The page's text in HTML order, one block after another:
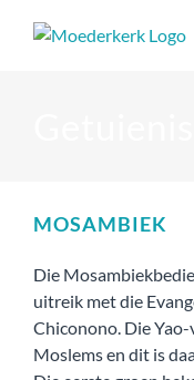
MOSAMBIEK
Die
uitreik met die
Chiconono. Die
Moslems en dit is